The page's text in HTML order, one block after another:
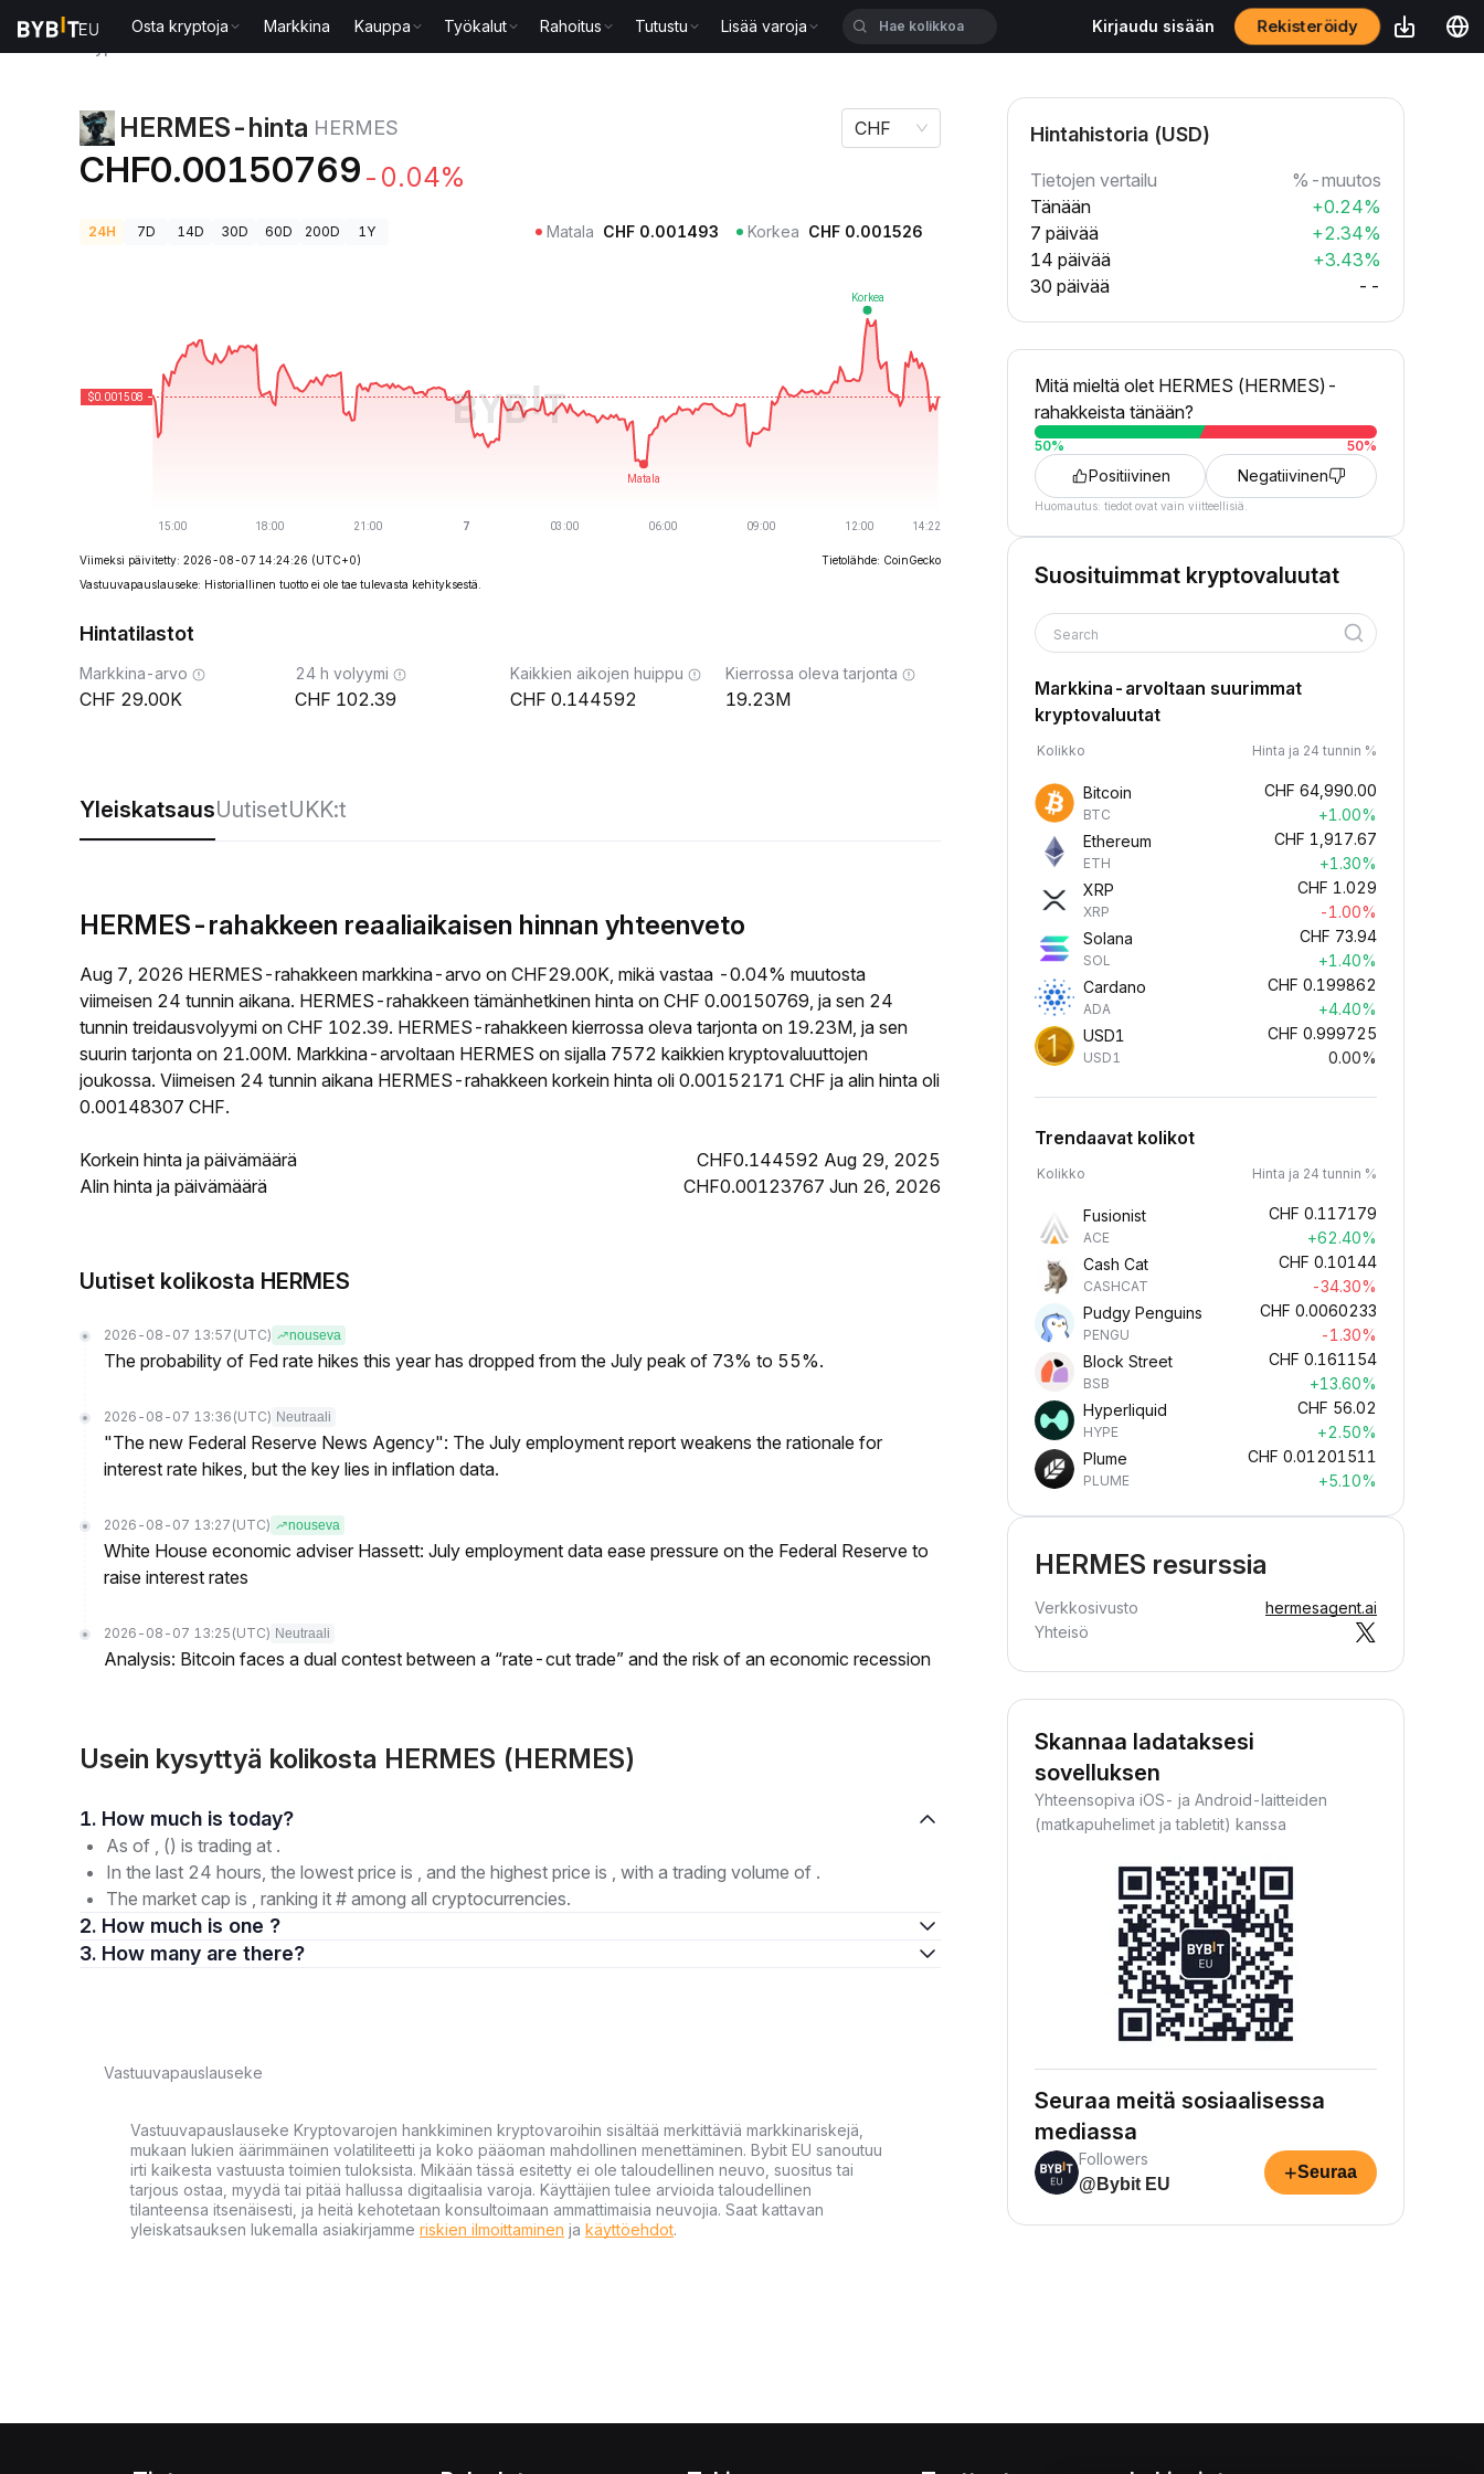
Osta kryptoja Markkina Kauppa Työkalut Rahoitus Tutustu Lisää varoja Kirjaudu sisään Rekisteröidy
HERMES-hinta HERMES
CHF0.00150769 -0.04%
CHF
24H 7D 14D 30D 60D 200D 1Y Matala CHF 0.001493 Korkea CHF 0.001526
Viimeksi päivitetty: 2026-08-07 14:24:26 (UTC+0)
Tietolähde: CoinGecko
Vastuuvapauslauseke: Historiallinen tuotto ei ole tae tulevasta kehityksestä.
Hintatilastot
Markkina-arvo
29.00K
24 h volyymi
102.39
Kaikkien aikojen huippu
0.144592
Kierrossa oleva tarjonta
19.23M
YleiskatsausUutisetUKK:t
HERMES-rahakkeen reaaliaikaisen hinnan yhteenveto
Aug 7, 2026 HERMES-rahakkeen markkina-arvo on CHF29.00K, mikä vastaa -0.04% muutosta
viimeisen 24 tunnin aikana. HERMES-rahakkeen tämänhetkinen hinta on CHF 0.00150769, ja sen 24
tunnin treidausvolyymi on CHF 102.39. HERMES-rahakkeen kierrossa oleva tarjonta on 19.23M, ja sen
suurin tarjonta on 21.00M. Markkina-arvoltaan HERMES on sijalla 7572 kaikkien kryptovaluuttojen
joukossa. Viimeisen 24 tunnin aikana HERMES-rahakkeen korkein hinta oli 0.00152171 CHF ja alin hinta oli
0.00148307 CHF.
Korkein hinta ja päivämäärä
CHF0.144592 Aug 29, 2025
Alin hinta ja päivämäärä
CHF0.00123767 Jun 26, 2026
Uutiset kolikosta HERMES
2026-08-07 13:57 (UTC) nouseva
The probability of Fed rate hikes this year has dropped from the July peak of 73% to 55%.
2026-08-07 13:36 (UTC) Neutraali
"The new Federal Reserve News Agency": The July employment report weakens the rationale for
interest rate hikes, but the key lies in inflation data.
2026-08-07 13:27 (UTC) nouseva
White House economic adviser Hassett: July employment data ease pressure on the Federal Reserve to
raise interest rates
2026-08-07 13:25 (UTC) Neutraali
Analysis: Bitcoin faces a dual contest between a “rate-cut trade” and the risk of an economic recession
Usein kysyttyä kolikosta HERMES (HERMES)
1. How much is today?
As of , () is trading at .
In the last 24 hours, the lowest price is , and the highest price is , with a trading volume of .
The market cap is , ranking it # among all cryptocurrencies.
2. How much is one ?
3. How many are there?
Vastuuvapauslauseke
Vastuuvapauslauseke Kryptovarojen hankkiminen kryptovaroihin sisältää merkittäviä markkinariskejä,
mukaan lukien äärimmäinen volatiliteetti ja koko pääoman mahdollinen menettäminen. Bybit EU sanoutuu
irti kaikesta vastuusta toimien tuloksista. Mikään tässä esitetty ei ole taloudellinen neuvo, suositus tai
tarjous ostaa, myydä tai pitää hallussa digitaalisia varoja. Käyttäjien tulee arvioida taloudellinen
tilanteensa itsenäisesti, ja heitä kehotetaan konsultoimaan ammattimaisia neuvojia. Saat kattavan
yleiskatsauksen lukemalla asiakirjamme riskien ilmoittaminen ja käyttöehdot.
Hintahistoria (USD)
Tietojen vertailu
%-muutos
Tänään
+0.24%
7 päivää
+2.34%
14 päivää
+3.43%
30 päivää
--
Mitä mieltä olet HERMES (HERMES)-
rahakkeista tänään?
50% 50%
Positiivinen Negatiivinen
Huomautus: tiedot ovat vain viitteellisiä.
Suosituimmat kryptovaluutat
Search
Markkina-arvoltaan suurimmat
kryptovaluutat
Kolikko Hinta ja 24 tunnin %
Bitcoin
BTC
CHF 64,990.00
+1.00%
Ethereum
ETH
CHF 1,917.67
+1.30%
XRP
XRP
CHF 1.029
-1.00%
Solana
SOL
CHF 73.94
+1.40%
Cardano
ADA
CHF 0.199862
+4.40%
USD1
USD1
CHF 0.999725
0.00%
Trendaavat kolikot
Kolikko Hinta ja 24 tunnin %
Fusionist
ACE
CHF 0.117179
+62.40%
Cash Cat
CASHCAT
CHF 0.10144
-34.30%
Pudgy Penguins
PENGU
CHF 0.0060233
-1.30%
Block Street
BSB
CHF 0.161154
+13.60%
Hyperliquid
HYPE
CHF 56.02
+2.50%
Plume
PLUME
CHF 0.01201511
+5.10%
HERMES resurssia
Verkkosivusto
hermesagent.ai
Yhteisö
Skannaa ladataksesi
sovelluksen
Yhteensopiva iOS- ja Android-laitteiden
(matkapuhelimet ja tabletit) kanssa
Seuraa meitä sosiaalisessa
mediassa
Followers
@Bybit EU
+Seuraa